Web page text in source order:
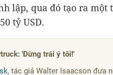
lập, qua đó tạo ra một
tỷ USD.
'Đừng trái ý tôi!'
, tác giả Walter Isaacson đưa